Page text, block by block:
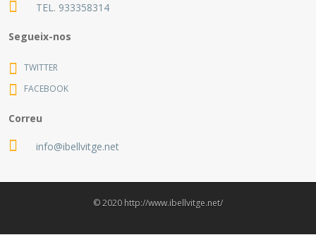
TEL. 933358314
Segueix-nos
TWITTER
FACEBOOK
Correu
info@ibellvitge.net
© 2020 http://www.ibellvitge.net/